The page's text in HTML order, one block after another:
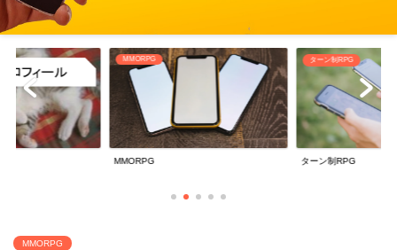
ターン制RPG
ターン制RPG
放置系RPG
放置系RPG
MMORPG